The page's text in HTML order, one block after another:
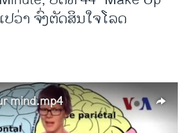
ນຂ່າວ
ປ​ວ່າ ຈົ່ງ​ຕັດ​ສິນ​ໃຈໂລດ
mind.mp4